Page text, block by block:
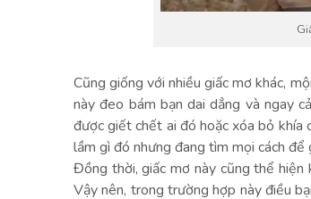
Cũng giống với nhiều giấc mơ khác,
này đeo bám bạn dai dẳng và ngay
được giết chết ai đó hoặc xóa bỏ khía
lầm gì đó nhưng đang tìm mọi cách để
Đồng thời, giấc mơ này cũng thể hiện
Vậy nên, trong trường hợp này điều